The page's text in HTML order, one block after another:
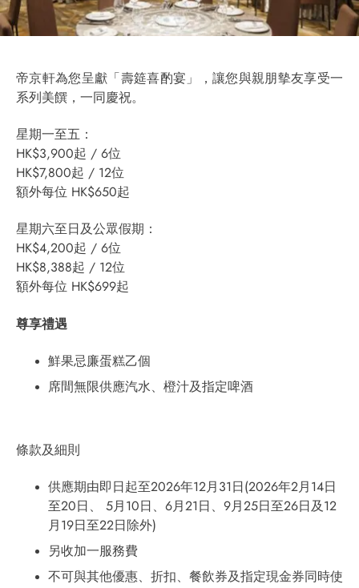
帝京軒為您呈獻「壽筵喜酌宴」，讓您與親朋摰友享受一
系列美饌，一同慶祝。
星期一至五：
HK$3,900起 / 6位
HK$7,800起 / 12位
額外每位 HK$650起
星期六至日及公眾假期：
HK$4,200起 / 6位
HK$8,388起 / 12位
額外每位 HK$699起
尊享禮遇
鮮果忌廉蛋糕乙個
席間無限供應汽水、橙汁及指定啤酒
條款及細則
供應期由即日起至2026年12月31日(2026年2月14日
至20日、 5月10日、6月21日、9月25日至26日及12
月19日至22日除外)
另收加一服務費
不可與其他優惠、折扣、餐飲券及指定現金券同時使